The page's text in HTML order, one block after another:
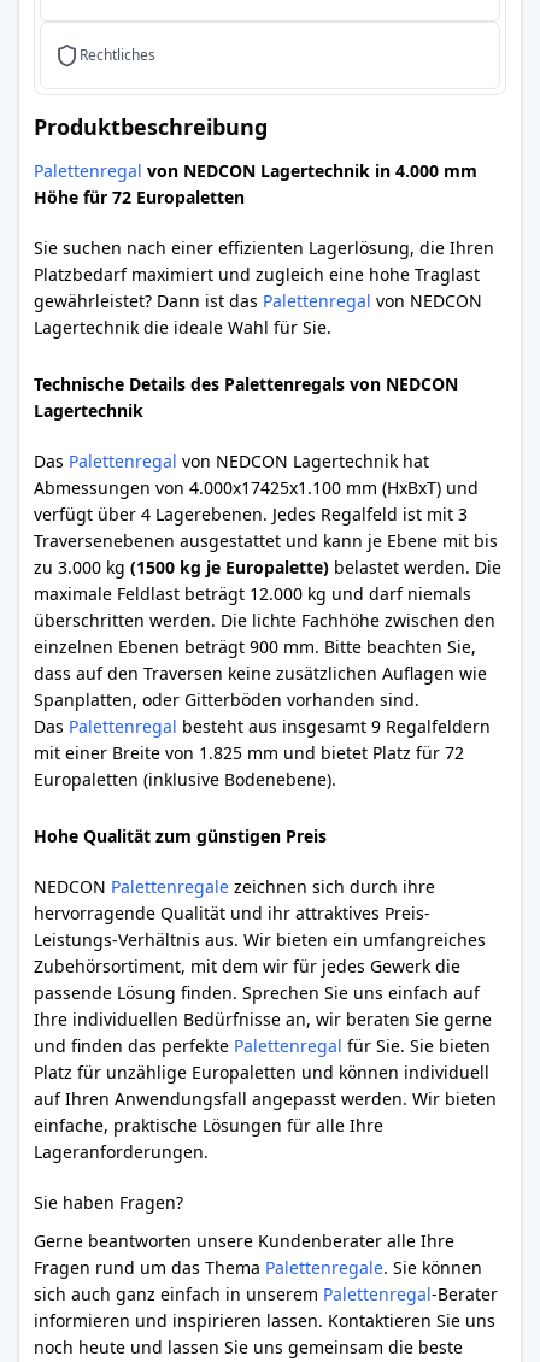
Rechtliches
Produktbeschreibung
Palettenregal von NEDCON Lagertechnik in 4.000 mm
Höhe für 72 Europaletten
Sie suchen nach einer effizienten Lagerlösung, die Ihren
Platzbedarf maximiert und zugleich eine hohe Traglast
gewährleistet? Dann ist das Palettenregal von NEDCON
Lagertechnik die ideale Wahl für Sie.
Technische Details des Palettenregals von NEDCON
Lagertechnik
Das Palettenregal von NEDCON Lagertechnik hat
Abmessungen von 4.000x17425x1.100 mm (HxBxT) und
verfügt über 4 Lagerebenen. Jedes Regalfeld ist mit 3
Traversenebenen ausgestattet und kann je Ebene mit bis
zu 3.000 kg (1500 kg je Europalette) belastet werden. Die
maximale Feldlast beträgt 12.000 kg und darf niemals
überschritten werden. Die lichte Fachhöhe zwischen den
einzelnen Ebenen beträgt 900 mm. Bitte beachten Sie,
dass auf den Traversen keine zusätzlichen Auflagen wie
Spanplatten, oder Gitterböden vorhanden sind.
Das Palettenregal besteht aus insgesamt 9 Regalfeldern
mit einer Breite von 1.825 mm und bietet Platz für 72
Europaletten (inklusive Bodenebene).
Hohe Qualität zum günstigen Preis
NEDCON Palettenregale zeichnen sich durch ihre
hervorragende Qualität und ihr attraktives Preis-
Leistungs-Verhältnis aus. Wir bieten ein umfangreiches
Zubehörsortiment, mit dem wir für jedes Gewerk die
passende Lösung finden. Sprechen Sie uns einfach auf
Ihre individuellen Bedürfnisse an, wir beraten Sie gerne
und finden das perfekte Palettenregal für Sie. Sie bieten
Platz für unzählige Europaletten und können individuell
auf Ihren Anwendungsfall angepasst werden. Wir bieten
einfache, praktische Lösungen für alle Ihre
Lageranforderungen.
Sie haben Fragen?
Gerne beantworten unsere Kundenberater alle Ihre
Fragen rund um das Thema Palettenregale. Sie können
sich auch ganz einfach in unserem Palettenregal-Berater
informieren und inspirieren lassen. Kontaktieren Sie uns
noch heute und lassen Sie uns gemeinsam die beste